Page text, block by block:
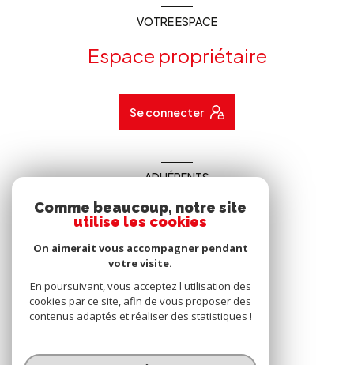
VOTRE ESPACE
Espace propriétaire
Se connecter
ADHÉRENTS
Nous adhérons
© 2026 | Tous droits réservés
Comme beaucoup, notre site
utilise les cookies
On aimerait vous accompagner pendant
votre visite.
En poursuivant, vous acceptez l'utilisation des
cookies par ce site, afin de vous proposer des
contenus adaptés et réaliser des statistiques !